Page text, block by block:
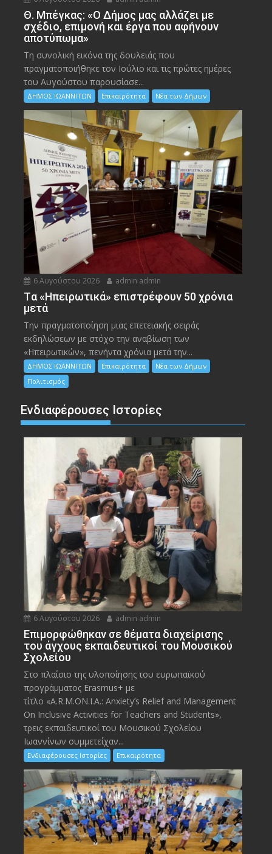
Θ. Μπέγκας: «Ο Δήμος μας αλλάζει με
σχέδιο, επιμονή και έργα που αφήνουν
αποτύπωμα»
Τη συνολική εικόνα της δουλειάς που
πραγματοποιήθηκε τον Ιούλιο και τις πρώτες ημέρες
του Αυγούστου παρουσίασε...
ΔΗΜΟΣ ΙΩΑΝΝΙΤΩΝ Επικαιρότητα Νέα των Δήμων
6 Αυγούστου 2026 admin admin
Tα «Ηπειρωτικά» επιστρέφουν 50 χρόνια
μετά
Την πραγματοποίηση μιας επετειακής σειράς
εκδηλώσεων με στόχο την αναβίωση των
«Ηπειρωτικών», πενήντα χρόνια μετά την...
ΔΗΜΟΣ ΙΩΑΝΝΙΤΩΝ Επικαιρότητα
Νέα των Δήμων
Πολιτισμός
Ενδιαφέρουσες Ιστορίες
6 Αυγούστου 2026 admin admin
Eπιμορφώθηκαν σε θέματα διαχείρισης
του άγχους εκπαιδευτικοί του Μουσικού
Σχολείου
Στο πλαίσιο της υλοποίησης του ευρωπαϊκού
προγράμματος Erasmus+ με
τίτλο «A.R.M.ON.I.A.: Anxiety’s Relief and Management
On Inclusive Activities for Teachers and Students»,
τρεις εκπαιδευτικοί του Μουσικού Σχολείου
Ιωαννίνων συμμετείχαν...
Ενδιαφέρουσες Ιστορίες Επικαιρότητα